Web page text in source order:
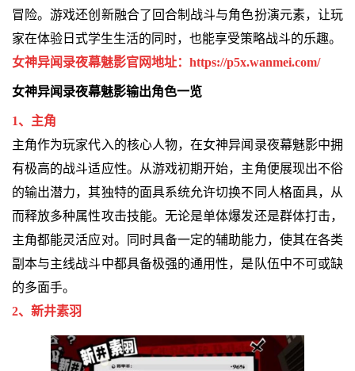
冒险。游戏还创新融合了回合制战斗与角色扮演元素，让玩
家在体验日式学生生活的同时，也能享受策略战斗的乐趣。
女神异闻录夜幕魅影官网地址：https://p5x.wanmei.com/
女神异闻录夜幕魅影输出角色一览
1、主角
主角作为玩家代入的核心人物，在女神异闻录夜幕魅影中拥
有极高的战斗适应性。从游戏初期开始，主角便展现出不俗
的输出潜力，其独特的面具系统允许切换不同人格面具，从
而释放多种属性攻击技能。无论是单体爆发还是群体打击，
主角都能灵活应对。同时具备一定的辅助能力，使其在各类
副本与主线战斗中都具备极强的通用性，是队伍中不可或缺
的多面手。
2、新井素羽